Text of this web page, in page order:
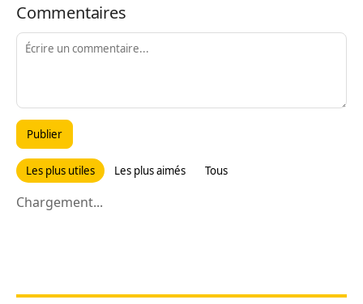
Commentaires
Publier
Les plus utiles Les plus aimés Tous
Chargement...